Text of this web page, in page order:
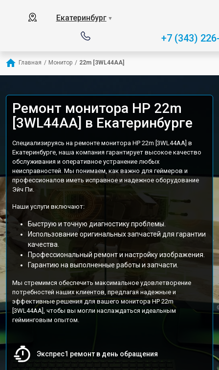
Екатеринбург ▼
+7 (343)
Главная / Монитор / 22m [3WL44AA]
Ремонт монитора HP 22m
[3WL44AA] в Екатеринбурге
Специализируясь на ремонте монитора HP 22m [3WL44AA] в
Екатеринбурге, наша компания гарантирует высокое качество
обслуживания и оперативное устранение любых
неисправностей. Мы понимаем, как важно для геймеров и
профессионалов иметь исправное и надежное оборудование
Эйч Пи.
Наши услуги включают:
Быструю и точную диагностику проблемы.
Использование оригинальных запчастей для гарантии
качества.
Профессиональный ремонт и настройку изображения.
Гарантию на выполненные работы и запчасти.
Мы стремимся обеспечить максимальное удовлетворение
потребностей наших клиентов, предлагая надежные и
эффективные решения для вашего монитора HP 22m
[3WL44AA], чтобы вы могли наслаждаться идеальным
гейминговым опытом.
Экспрес1 ремонт в день обращения